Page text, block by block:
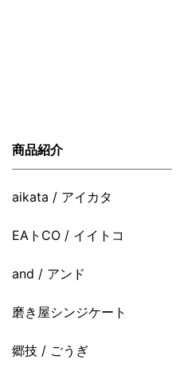
商品紹介
aikata / アイカタ
EAトCO / イイトコ
and / アンド
磨き屋シンジケート
郷技 / ごうぎ